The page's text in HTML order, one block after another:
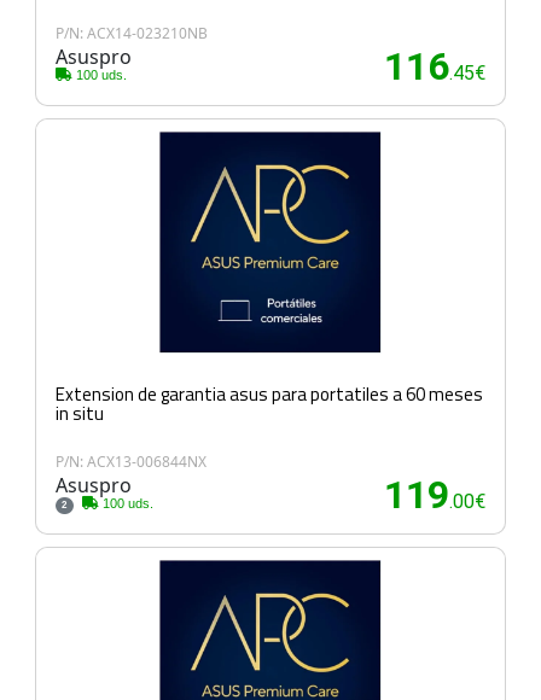
P/N: ACX14-023210NB
Asuspro
100 uds. 116.45€
Extension de garantia asus para portatiles a 60 meses
in situ
P/N: ACX13-006844NX
Asuspro
2 100 uds. 119.00€